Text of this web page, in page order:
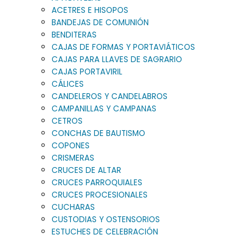
ACETRES E HISOPOS
BANDEJAS DE COMUNIÓN
BENDITERAS
CAJAS DE FORMAS Y PORTAVIÁTICOS
CAJAS PARA LLAVES DE SAGRARIO
CAJAS PORTAVIRIL
CÁLICES
CANDELEROS Y CANDELABROS
CAMPANILLAS Y CAMPANAS
CETROS
CONCHAS DE BAUTISMO
COPONES
CRISMERAS
CRUCES DE ALTAR
CRUCES PARROQUIALES
CRUCES PROCESIONALES
CUCHARAS
CUSTODIAS Y OSTENSORIOS
ESTUCHES DE CELEBRACIÓN